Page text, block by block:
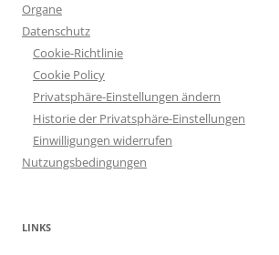
Organe
Datenschutz
Cookie-Richtlinie
Cookie Policy
Privatsphäre-Einstellungen ändern
Historie der Privatsphäre-Einstellungen
Einwilligungen widerrufen
Nutzungsbedingungen
LINKS